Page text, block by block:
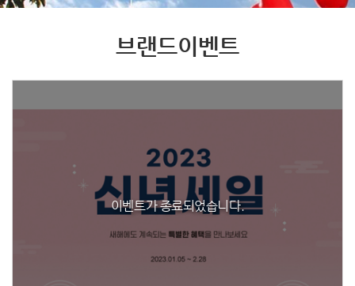
브랜드이벤트
이벤트가 종료되었습니다.